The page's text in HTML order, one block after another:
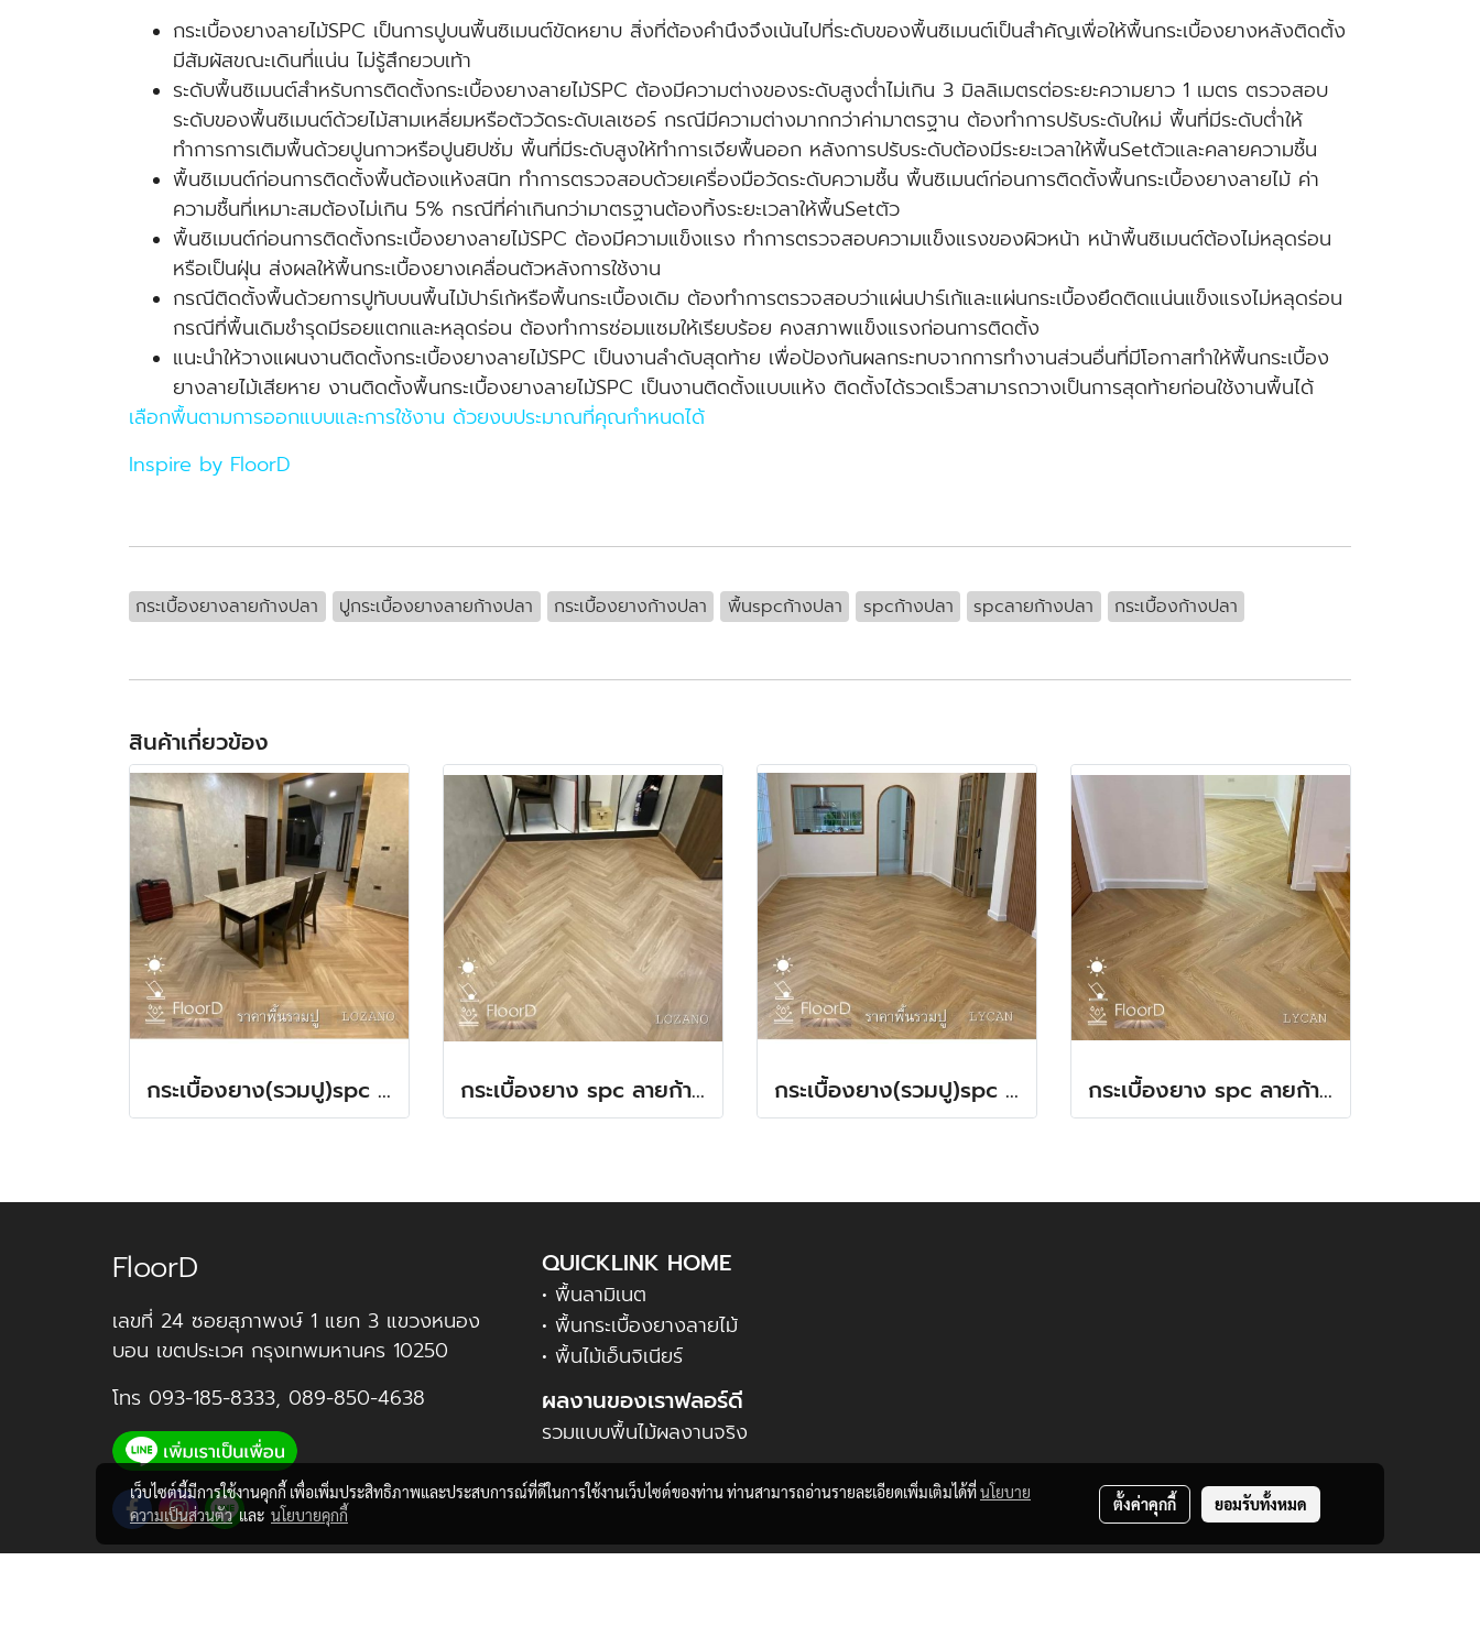
กระเบื้องยางลายไม้SPC เป็นการปูบนพื้นซิเมนต์ขัดหยาบ สิ่งที่ต้องคำนึงจึงเน้นไปที่ระดับของพื้นซิเมนต์เป็นสำคัญเพื่อให้พื้นกระเบื้องยางหลังติดตั้ง
มีสัมผัสขณะเดินที่แน่น ไม่รู้สึกยวบเท้า
ระดับพื้นซิเมนต์สำหรับการติดตั้งกระเบื้องยางลายไม้SPC ต้องมีความต่างของระดับสูงต่ำไม่เกิน 3 มิลลิเมตรต่อระยะความยาว 1 เมตร ตรวจสอบ
ระดับของพื้นซิเมนต์ด้วยไม้สามเหลี่ยมหรือตัววัดระดับเลเซอร์ กรณีมีความต่างมากกว่าค่ามาตรฐาน ต้องทำการปรับระดับใหม่ พื้นที่มีระดับต่ำให้
ทำการการเติมพื้นด้วยปูนกาวหรือปูนยิปซั่ม พื้นที่มีระดับสูงให้ทำการเจียพื้นออก หลังการปรับระดับต้องมีระยะเวลาให้พื้นSetตัวและคลายความชื้น
พื้นซิเมนต์ก่อนการติดตั้งพื้นต้องแห้งสนิท ทำการตรวจสอบด้วยเครื่องมือวัดระดับความชื้น พื้นซิเมนต์ก่อนการติดตั้งพื้นกระเบื้องยางลายไม้ ค่า
ความชื้นที่เหมาะสมต้องไม่เกิน 5% กรณีที่ค่าเกินกว่ามาตรฐานต้องทิ้งระยะเวลาให้พื้นSetตัว
พื้นซิเมนต์ก่อนการติดตั้งกระเบื้องยางลายไม้SPC ต้องมีความแข็งแรง ทำการตรวจสอบความแข็งแรงของผิวหน้า หน้าพื้นซิเมนต์ต้องไม่หลุดร่อน
หรือเป็นฝุ่น ส่งผลให้พื้นกระเบื้องยางเคลื่อนตัวหลังการใช้งาน
กรณีติดตั้งพื้นด้วยการปูทับบนพื้นไม้ปาร์เก้หรือพื้นกระเบื้องเดิม ต้องทำการตรวจสอบว่าแผ่นปาร์เก้และแผ่นกระเบื้องยึดติดแน่นแข็งแรงไม่หลุดร่อน
กรณีที่พื้นเดิมชำรุดมีรอยแตกและหลุดร่อน ต้องทำการซ่อมแซมให้เรียบร้อย คงสภาพแข็งแรงก่อนการติดตั้ง
แนะนำให้วางแผนงานติดตั้งกระเบื้องยางลายไม้SPC เป็นงานลำดับสุดท้าย เพื่อป้องกันผลกระทบจากการทำงานส่วนอื่นที่มีโอกาสทำให้พื้นกระเบื้อง
ยางลายไม้เสียหาย งานติดตั้งพื้นกระเบื้องยางลายไม้SPC เป็นงานติดตั้งแบบแห้ง ติดตั้งได้รวดเร็วสามารถวางเป็นการสุดท้ายก่อนใช้งานพื้นได้
เลือกพื้นตามการออกแบบและการใช้งาน ด้วยงบประมาณที่คุณกำหนดได้
Inspire by FloorD
กระเบื้องยางลายก้างปลา ปูกระเบื้องยางลายก้างปลา กระเบื้องยางก้างปลา พื้นspcก้างปลา spcก้างปลา spcลายก้างปลา กระเบื้องก้างปลา
สินค้าเกี่ยวข้อง
กระเบื้องยาง(รวมปู)spc ลายก้างปลา(LT COTTO-Lozano) 580฿ กระเบื้องยาง spc ลายก้างปลา(LT COTTO-Lozano) 380฿(สินค้า) กระเบื้องยาง(รวมปู)spc ลายก้างปลา(LT COTTO-Lycan) 580฿ กระเบื้องยาง spc ลายก้างปลา(LT COTTO-Lycan) 380฿(สินค้า)
FloorD
เลขที่ 24 ซอยสุภาพงษ์ 1 แยก 3 แขวงหนอง
บอน เขตประเวศ กรุงเทพมหานคร 10250
โทร 093-185-8333, 089-850-4638
QUICKLINK HOME
• พื้นลามิเนต
• พื้นกระเบื้องยางลายไม้
• พื้นไม้เอ็นจิเนียร์
ผลงานของเราฟลอร์ดี
รวมแบบพื้นไม้ผลงานจริง
เว็บไซต์นี้มีการใช้งานคุกกี้ เพื่อเพิ่มประสิทธิภาพและประสบการณ์ที่ดีในการใช้งานเว็บไซต์ของท่าน ท่านสามารถอ่านรายละเอียดเพิ่มเติมได้ที่นโยบาย
ความเป็นส่วนตัวและ นโยบายคุกกี้
ตั้งค่าคุกกี้ ยอมรับทั้งหมด